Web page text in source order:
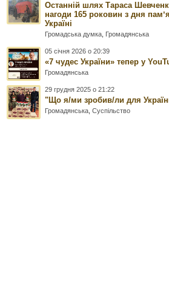
Останній шлях Тараса
нагоди 165 роковин з дня
Україні
Громадська думка, Громадянська
05 січня 2026 о 20:39
«7 чудес України» тепер у
Громадянська
29 грудня 2025 о 21:22
"Що я/ми зробив/ли для
Громадянська,Суспільство